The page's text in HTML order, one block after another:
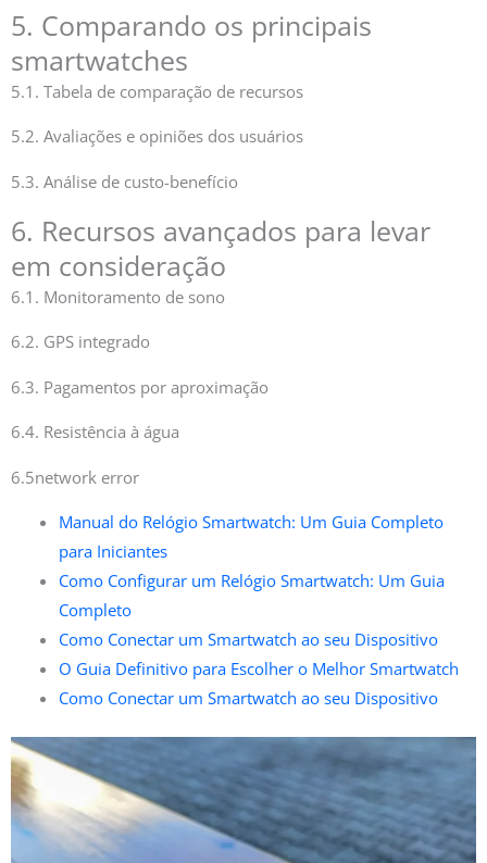
5. Comparando os principais
smartwatches
5.1. Tabela de comparação de recursos
5.2. Avaliações e opiniões dos usuários
5.3. Análise de custo-benefício
6. Recursos avançados para levar
em consideração
6.1. Monitoramento de sono
6.2. GPS integrado
6.3. Pagamentos por aproximação
6.4. Resistência à água
6.5network error
Manual do Relógio Smartwatch: Um Guia Completo
para Iniciantes
Como Configurar um Relógio Smartwatch: Um Guia
Completo
Como Conectar um Smartwatch ao seu Dispositivo
O Guia Definitivo para Escolher o Melhor Smartwatch
Como Conectar um Smartwatch ao seu Dispositivo